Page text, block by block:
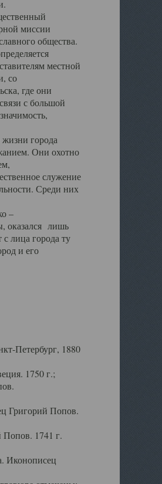
миссии
общества.
местной
со
где они
с большой
города
Они охотно
служение
Среди них
–
оказался лишь
лица города ту
и его
Петербург, 1880
1750 г.;
Григорий Попов.
1741 г.
Иконописец